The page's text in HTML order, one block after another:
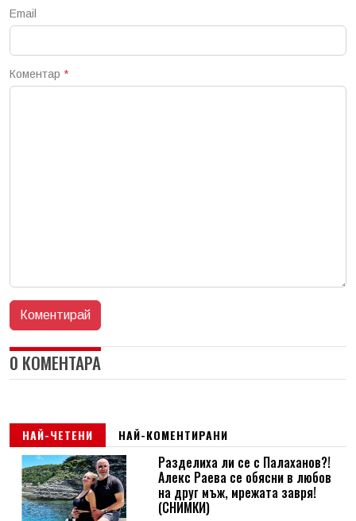
Email
Коментар *
0 КОМЕНТАРА
НАЙ-ЧЕТЕНИ НАЙ-КОМЕНТИРАНИ
Разделиха ли се с Палаханов?!
Алекс Раева се обясни в любов
на друг мъж, мрежата завря!
(СНИМКИ)